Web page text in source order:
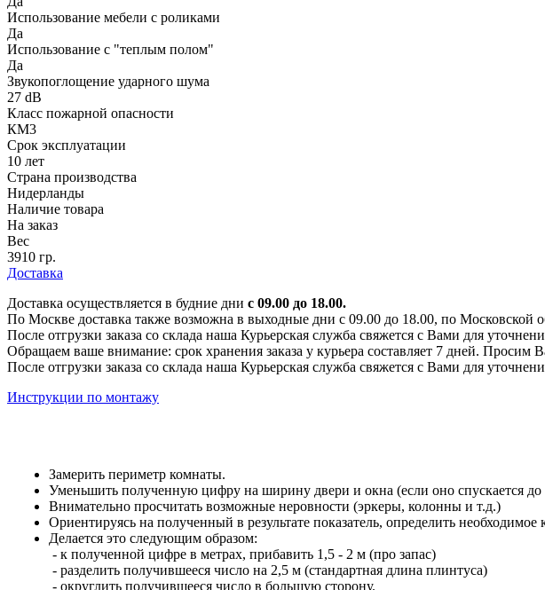
Использование мебели с роликами
Да
Использование с "теплым полом"
Да
Звукопоглощение ударного шума
27 dB
Класс пожарной опасности
КМ3
Срок эксплуатации
10 лет
Страна производства
Нидерланды
Наличие товара
На заказ
Вес
3910 гр.
Доставка
Доставка осуществляется в будние дни с 09.00 до 18.00.
По Москве доставка также возможна в выходные дни с 09.00 до 18.00, по Московской
После отгрузки заказа со склада наша Курьерская служба свяжется с Вами для
Обращаем ваше внимание: срок хранения заказа у курьера составляет 7 дней. Просим
После отгрузки заказа со склада наша Курьерская служба свяжется с Вами для
Инструкции по монтажу
Замерить периметр комнаты.
Уменьшить полученную цифру на ширину двери и окна (если оно спускается до
Внимательно просчитать возможные неровности (эркеры, колонны и т.д.)
Ориентируясь на полученный в результате показатель, определить необходимое
Делается это следующим образом:
- к полученной цифре в метрах, прибавить 1,5 - 2 м (про запас)
- разделить получившееся число на 2,5 м (стандартная длина плинтуса)
- округлить получившееся число в большую сторону.